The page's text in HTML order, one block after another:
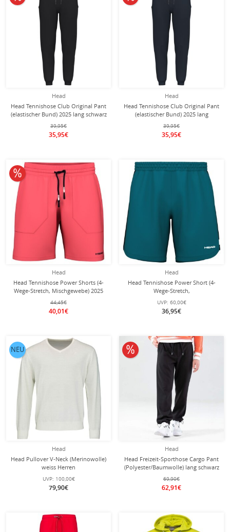
Head
Head Tennishose Club Original Pant
(elastischer Bund) 2025 lang schwarz
Herren
39,95€
35,95€
Head
Head Tennishose Club Original Pant
(elastischer Bund) 2025 lang
navyblau Herren
39,95€
35,95€
Head
Head Tennishose Power Shorts (4-
Wege-Stretch, Mischgewebe) 2025
kurz graperot Herren
44,45€
40,01€
10% reduziert
Head
Head Tennishose Power Short (4-
Wege-Stretch,
feuchtigkeitsabsorbierend) 2025
kurz tealblau Herren
UVP: 60,00€
36,95€
Head
Head Pullover V-Neck (Merinowolle)
weiss Herren
UVP: 100,00€
79,90€
NEU
Head
Head Freizeit-Sporthose Cargo Pant
(Polyester/Baumwolle) lang schwarz
Herren
69,90€
62,91€
10% reduziert